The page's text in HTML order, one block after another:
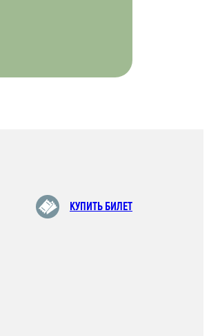
КУПИТЬ БИЛЕТ